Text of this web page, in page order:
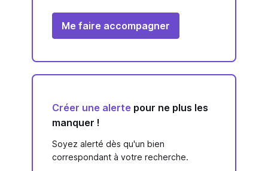
Me faire accompagner
Créer une alerte pour ne plus les
manquer !
Soyez alerté dès qu'un bien
correspondant à votre recherche.